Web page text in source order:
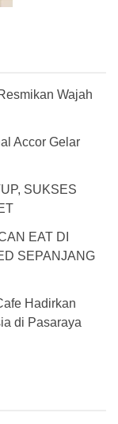
Wajah
Accor Gelar
SUKSES
EAT DI
SEPANJANG
Hadirkan
di Pasaraya